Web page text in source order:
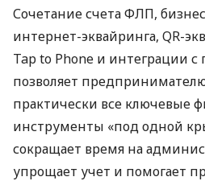
Сочетание счета ФЛП,
интернет-эквайринга, QR-
Tap to Phone и интеграции
позволяет
практически все ключевые
инструменты «под одной
сокращает время на
упрощает учет и помогает